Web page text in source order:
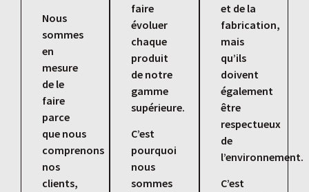
Nous
sommes
en
mesure
de le
faire
parce
que nous
comprenons
nos
clients,
faire
évoluer
chaque
produit
de notre
gamme
supérieure.
C’est
pourquoi
nous
sommes
et de la
fabrication,
mais
qu’ils
doivent
également
être
respectueux
de
l’environnement.
C’est